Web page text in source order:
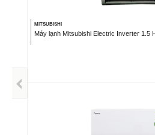
MITSUBISHI
Máy lạnh Mitsubishi Electric Inverter 1.5